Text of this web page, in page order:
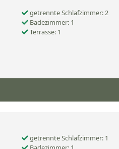
getrennte Schlafzimmer: 2
Badezimmer: 1
Terrasse: 1
getrennte Schlafzimmer: 1